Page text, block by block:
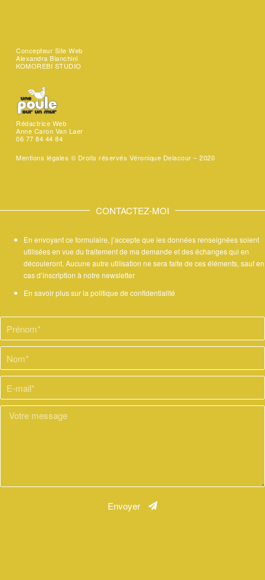
Concepteur Site Web
Alexandra Bianchini
KOMOREBI STUDIO
Rédactrice Web
Anne Caron Van Laer
06 77 84 44 84
Mentions légales © Droits réservés Véronique Delacour – 2020
CONTACTEZ-MOI
En envoyant ce formulaire, j’accepte que les données renseignées soient
utilisées en vue du traitement de ma demande et des échanges qui en
découleront. Aucune autre utilisation ne sera faite de ces éléments, sauf en
cas d’inscription à notre newsletter
En savoir plus sur la politique de confidentialité
Envoyer